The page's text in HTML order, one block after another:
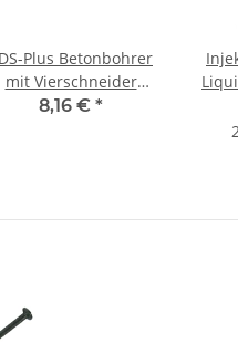
Plus Betonbohrer
mit Vierschneider
10,0x350 mm
8,16 € *